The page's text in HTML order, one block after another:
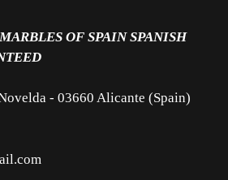
MARBLES OF SPAIN SPANISH
- 03660 Alicante (Spain)